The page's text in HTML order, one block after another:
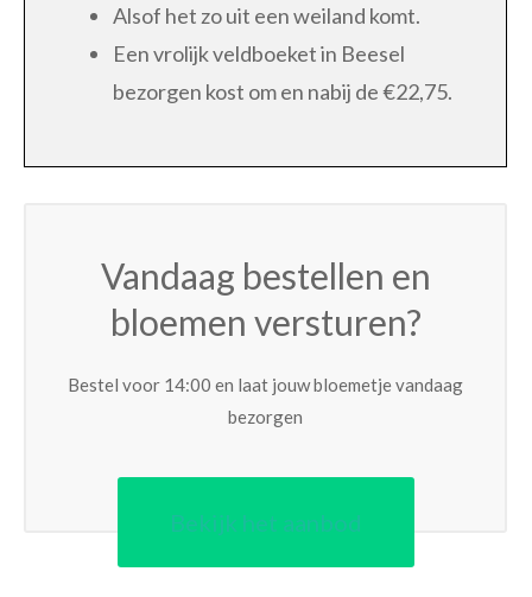
Alsof het zo uit een weiland komt.
Een vrolijk veldboeket in Beesel
bezorgen kost om en nabij de €22,75.
Vandaag bestellen en
bloemen versturen?
Bestel voor 14:00 en laat jouw bloemetje vandaag
bezorgen
Bekijk het aanbod